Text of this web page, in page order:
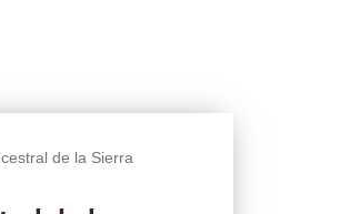
de la Sierra